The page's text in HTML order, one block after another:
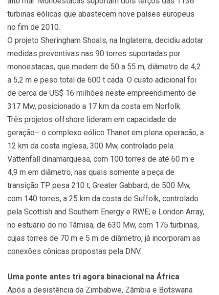
turbinas eólicas que abastecem nove países europeus
no fim de 2010.
O projeto Sheringham Shoals, na Inglaterra, decidiu adotar
medidas preventivas nas 90 torres suportadas por
monoestacas, que medem de 50 a 55 m, diâmetro de 4,2
a 5,2 m e peso total de 600 t cada. O custo adicional foi
de cerca de US$ 16 milhões neste empreendimento de
317 Mw, posicionado a 17 km da costa em Norfolk.
Três projetos offshore lideram em capacidade de
geração– o complexo eólico Thanet em plena operacão, a
12 km da costa inglesa, 300 Mw, controlado pela
Vattenfall dinamarquesa, com 100 torres de até 60 m e
4,9 m em diâmetro, nas quais somente a peça de
transição TP pesa 210 t; Greater Gabbard, de 500 Mw,
com 140 torres, a 25 km da costa de Suffolk, controlado
pela Scottish and Southern Energy e RWE; e London Array,
no estuário do rio Tâmisa, de 630 Mw, com 175 turbinas,
cujas torres de 70 m e 5 m de diâmetro, já incorporam as
conexões cônicas propostas pela DNV.
Uma ponte antes tri agora binacional na África
Após a desistência da Zimbabwe, Zâmbia e Botswana